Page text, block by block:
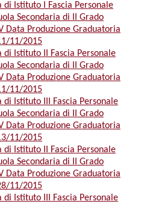
di Istituto I Fascia Personale
Secondaria di II Grado
Data Produzione Graduatoria
11/2015
di Istituto II Fascia Personale
Secondaria di II Grado
Data Produzione Graduatoria
11/2015
di Istituto III Fascia Personale
Secondaria di II Grado
Data Produzione Graduatoria
11/2015
di Istituto II Fascia Personale
Secondaria di II Grado
Data Produzione Graduatoria
11/2015
di Istituto III Fascia Personale